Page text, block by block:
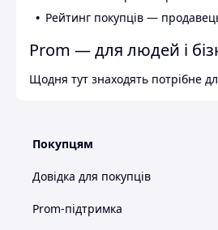
Рейтинг покупців —
Prom — для людей і
Щодня тут знаходять потрібне
Покупцям
Довідка для покупців
Prom-підтримка